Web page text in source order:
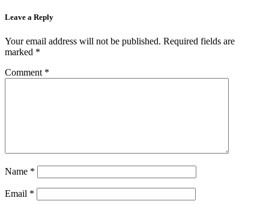
Leave a Reply
Your email address will not be published. Required fields are
marked *
Comment *
Name *
Email *